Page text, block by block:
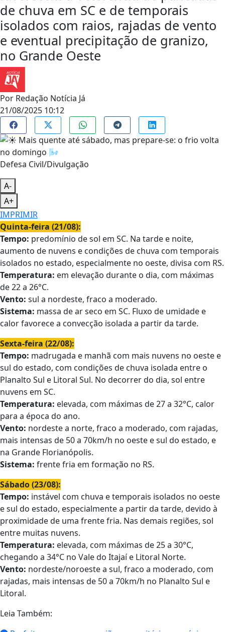
de chuva em SC e de temporais
isolados com raios, rajadas de vento
e eventual precipitação de granizo,
no Grande Oeste
Por Redação Notícia Já
21/08/2025 10:12
Defesa Civil/Divulgação
A-
A+
IMPRIMIR
Quinta-feira (21/08):
Tempo: predomínio de sol em SC. Na tarde e noite,
aumento de nuvens e condições de chuva com temporais
isolados no estado, especialmente no oeste, divisa com RS.
Temperatura: em elevação durante o dia, com máximas
de 22 a 26°C.
Vento: sul a nordeste, fraco a moderado.
Sistema: massa de ar seco em SC. Fluxo de umidade e
calor favorece a convecção isolada a partir da tarde.
Sexta-feira (22/08):
Tempo: madrugada e manhã com mais nuvens no oeste e
sul do estado, com condições de chuva isolada entre o
Planalto Sul e Litoral Sul. No decorrer do dia, sol entre
nuvens em SC.
Temperatura: elevada, com máximas de 27 a 32°C, calor
para a época do ano.
Vento: nordeste a norte, fraco a moderado, com rajadas,
mais intensas de 50 a 70km/h no oeste e sul do estado, e
na Grande Florianópolis.
Sistema: frente fria em formação no RS.
Sábado (23/08):
Tempo: instável com chuva e temporais isolados no oeste
e sul do estado, especialmente a partir da tarde, devido à
proximidade de uma frente fria. Nas demais regiões, sol
entre muitas nuvens.
Temperatura: elevada, com máximas de 25 a 30°C,
chegando a 34°C no Vale do Itajaí e Litoral Norte.
Vento: nordeste/noroeste a sul, fraco a moderado, com
rajadas, mais intensas de 50 a 70km/h no Planalto Sul e
Litoral.
Leia Também: